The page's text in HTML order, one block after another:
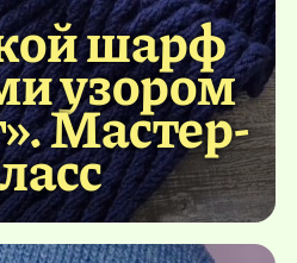
шарф
узором
Мастер-